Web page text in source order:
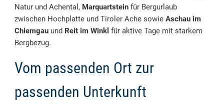
Natur und Achental, Marquartstein für Bergurlaub
zwischen Hochplatte und Tiroler Ache sowie Aschau im
Chiemgau und Reit im Winkl für aktive Tage mit starkem
Bergbezug.
Vom passenden Ort zur
passenden Unterkunft